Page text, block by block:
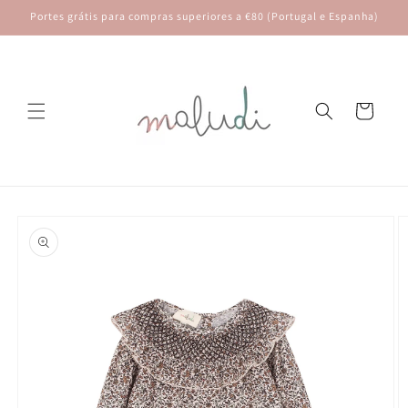
para o
conteúdo
Portes grátis para compras superiores a €80 (Portugal e Espanha)
Carrinho
informação
do produto